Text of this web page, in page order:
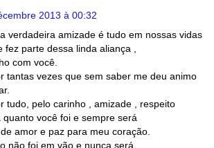
2013 à 00:32
verdadeira amizade é tudo em nossas vidas
fez parte dessa linda aliança ,
com você.
tantas vezes que sem saber me deu animo
tudo, pelo carinho , amizade , respeito
quanto você foi e sempre será
amor e paz para meu coração.
não foi em vão e nunca será,